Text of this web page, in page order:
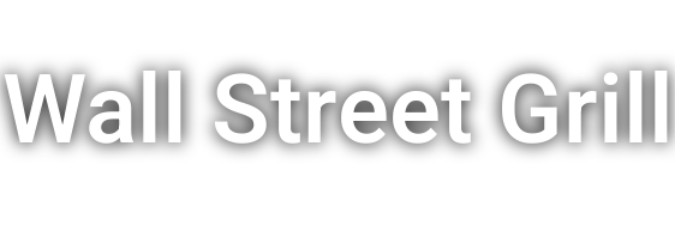
Wall Street Grill ניו יורק